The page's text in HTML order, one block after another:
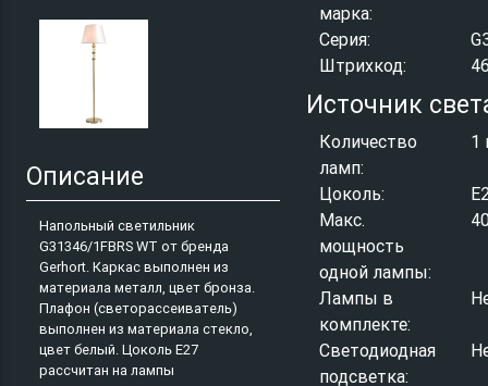
Описание
Напольный светильник
G31346/1FBRS WT от бренда
Gerhort. Каркас выполнен из
материала металл, цвет бронза.
Плафон (светорассеиватель)
выполнен из материала стекло,
цвет белый. Цоколь E27
рассчитан на лампы
марка:
Серия:
Штрихкод:
Источник
Количество
ламп:
1
Цоколь:
Макс.
мощность
одной лампы:
Лампы в
комплекте:
Светодиодная
подсветка: